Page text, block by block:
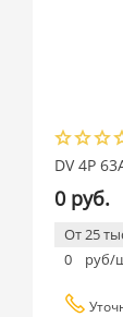
DV 4P
0 руб.
От 25
0
руб/